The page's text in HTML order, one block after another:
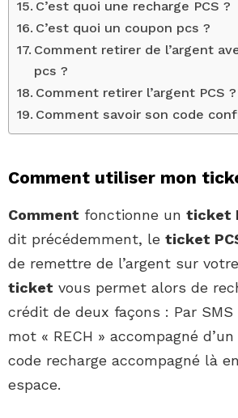
C’est quoi une recharge PCS ?
C’est quoi un coupon pcs ?
Comment retirer de l’argent
pcs ?
Comment retirer l’argent PCS ?
Comment savoir son code
Comment utiliser mon
Comment fonctionne un ticket
dit précédemment, le ticket
de remettre de l’argent sur
ticket vous permet alors de
crédit de deux façons : Par
mot « RECH » accompagné
code recharge accompagné là
espace.